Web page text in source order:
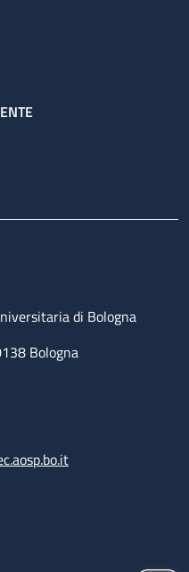
di Bologna
Bologna